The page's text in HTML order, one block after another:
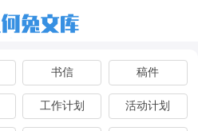
书信 稿件
工作计划 活动计划